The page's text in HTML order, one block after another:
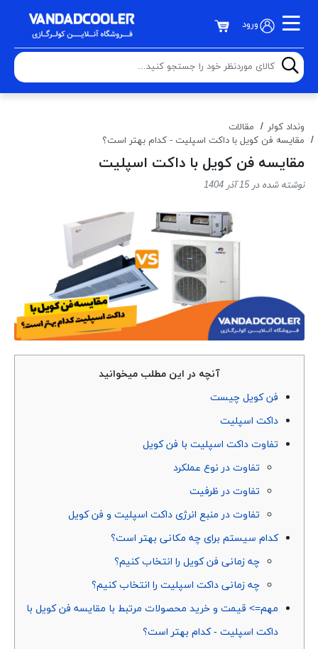
ورود
ونداد کولر
مقالات
مقایسه فن کویل با داکت اسپلیت - کدام بهتر است؟
مقایسه فن کویل با داکت اسپلیت
نوشته شده در 15 آذر 1404
آنچه در این مطلب میخوانید
فن کویل چیست
داکت اسپلیت
تفاوت داکت اسپلیت با فن کویل
تفاوت در نوع عملکرد
تفاوت در ظرفیت
تفاوت در منبع انرژی داکت اسپلیت و فن کویل
کدام سیستم برای چه مکانی بهتر است؟
چه زمانی فن کویل را انتخاب کنیم؟
چه زمانی داکت اسپلیت را انتخاب کنیم؟
مهم=> قیمت و خرید محصولات مرتبط با مقایسه فن کویل با
داکت اسپلیت - کدام بهتر است؟